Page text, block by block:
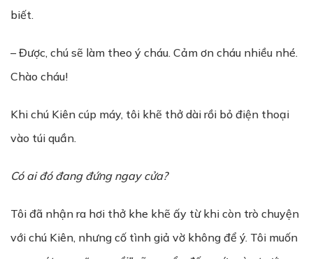
biết.
– Được, chú sẽ làm theo ý cháu. Cảm ơn cháu nhiều nhé.
Chào cháu!
Khi chú Kiên cúp máy, tôi khẽ thở dài rồi bỏ điện thoại
vào túi quần.
Có ai đó đang đứng ngay cửa?
Tôi đã nhận ra hơi thở khe khẽ ấy từ khi còn trò chuyện
với chú Kiên, nhưng cố tình giả vờ không để ý. Tôi muốn